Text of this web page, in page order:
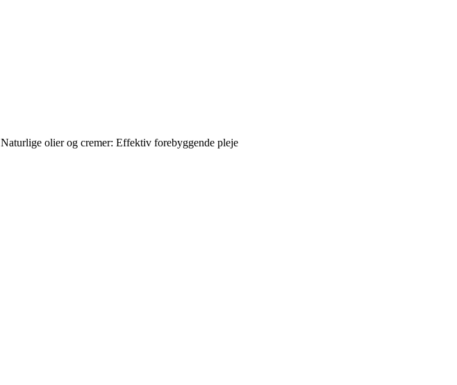
Naturlige olier og cremer: Effektiv forebyggende pleje